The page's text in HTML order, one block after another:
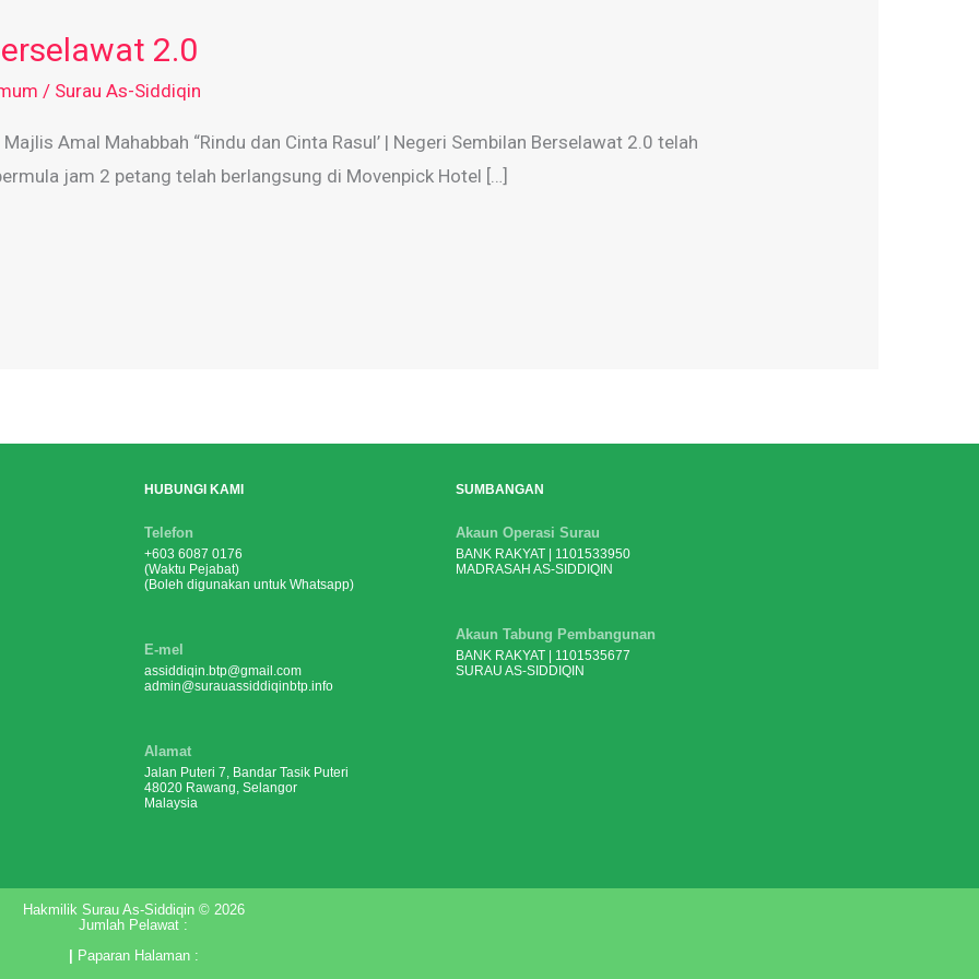
2.0
/ Surau As-Siddiqin
Amal Mahabbah “Rindu dan Cinta Rasul’ | Negeri Sembilan Berselawat 2.0 telah
jam 2 petang telah berlangsung di Movenpick Hotel […]
HUBUNGI KAMI
Telefon
+603 6087 0176
(Waktu Pejabat)
(Boleh digunakan untuk Whatsapp)
E-mel
assiddiqin.btp@gmail.com
admin@surauassiddiqinbtp.info
Alamat
Jalan Puteri 7, Bandar Tasik Puteri
48020 Rawang, Selangor
Malaysia
SUMBANGAN
Akaun Operasi Surau
BANK RAKYAT | 1101533950
MADRASAH AS-SIDDIQIN
Akaun Tabung Pembangunan
BANK RAKYAT | 1101535677
SURAU AS-SIDDIQIN
Hakmilik Surau As-Siddiqin © 2026
Jumlah Pelawat :
Paparan Halaman :